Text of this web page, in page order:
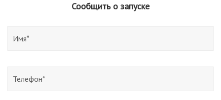
Сообщить о запуске